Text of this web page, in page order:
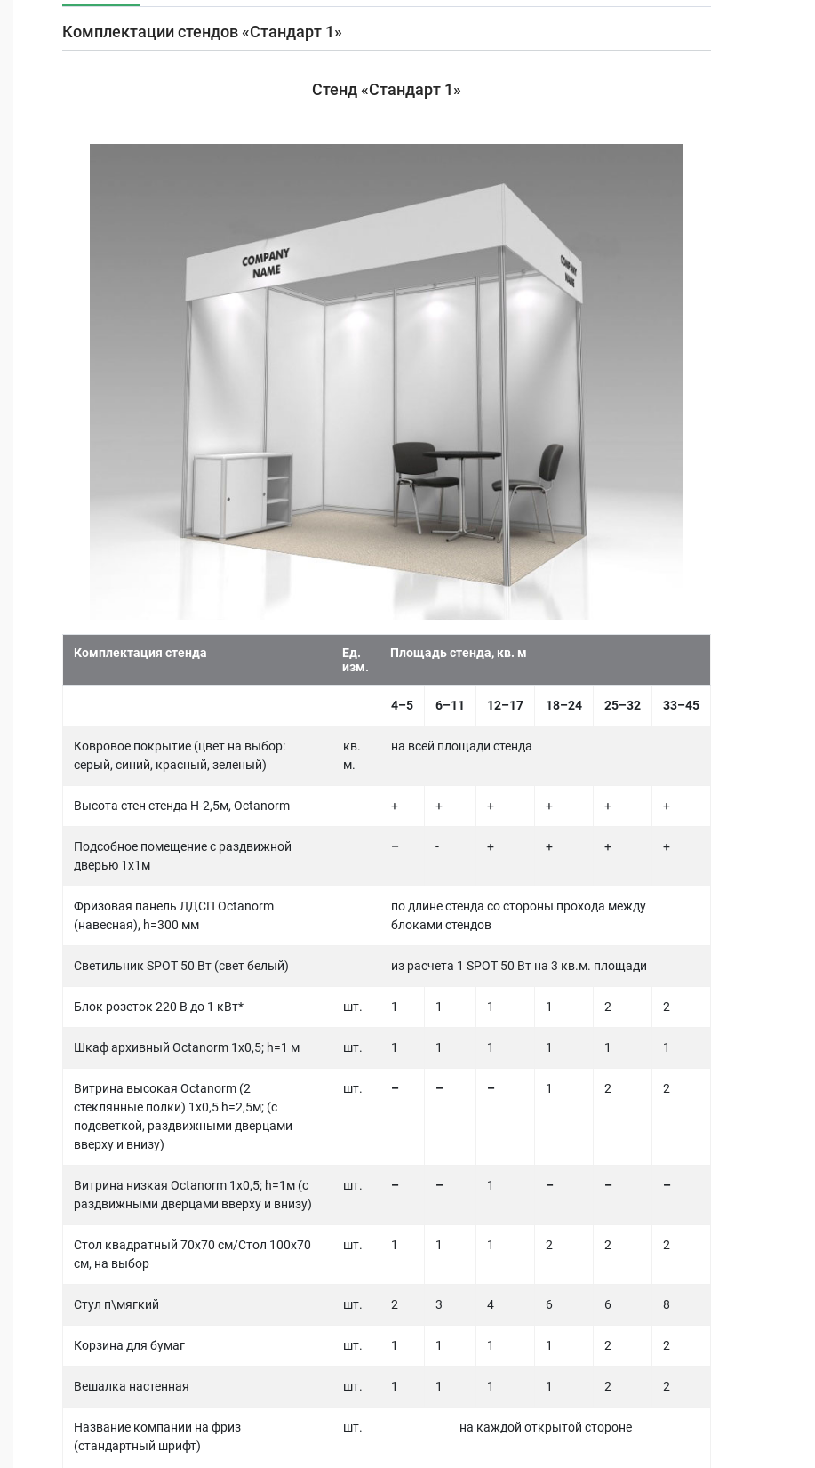
Комплектации стендов «Стандарт 1»
Стенд «Стандарт 1»
Комплектация стенда
Ед.
изм.
Площадь стенда, кв. м
4–5 6–11 12–17 18–24 25–32 33–45
Ковровое покрытие (цвет на выбор:
серый, синий, красный, зеленый)
кв.
м.
на всей площади стенда
Высота стен стенда Н-2,5м, Octanorm + + + + + +
Подсобное помещение с раздвижной
дверью 1х1м
– - + + + +
Фризовая панель ЛДСП Octanorm
(навесная), h=300 мм
по длине стенда со стороны прохода между
блоками стендов
Светильник SPOT 50 Вт (свет белый) из расчета 1 SPOT 50 Вт на 3 кв.м. площади
Блок розеток 220 В до 1 кВт* шт. 1 1 1 1 2 2
Шкаф архивный Octanorm 1х0,5; h=1 м шт. 1 1 1 1 1 1
Витрина высокая Octanorm (2
стеклянные полки) 1х0,5 h=2,5м; (с
подсветкой, раздвижными дверцами
вверху и внизу)
шт. – – – 1 2 2
Витрина низкая Octanorm 1х0,5; h=1м (с
раздвижными дверцами вверху и внизу)
шт. – – 1 – – –
Стол квадратный 70х70 см/Стол 100х70
см, на выбор
шт. 1 1 1 2 2 2
Стул п\мягкий шт. 2 3 4 6 6 8
Корзина для бумаг шт. 1 1 1 1 2 2
Вешалка настенная шт. 1 1 1 1 2 2
Название компании на фриз
(стандартный шрифт)
шт. на каждой открытой стороне